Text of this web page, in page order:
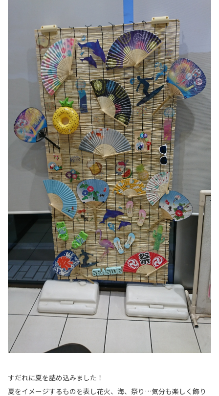
すだれに夏を詰め込みました！
夏をイメージするものを表し花火、海、祭り…気分も楽しく飾り